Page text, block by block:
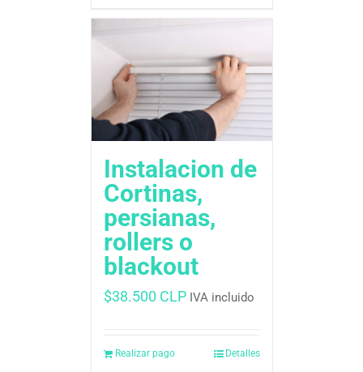
Instalacion de
Cortinas,
persianas,
rollers o
blackout
$38.500 CLP IVA incluido
Realizar pago Detalles